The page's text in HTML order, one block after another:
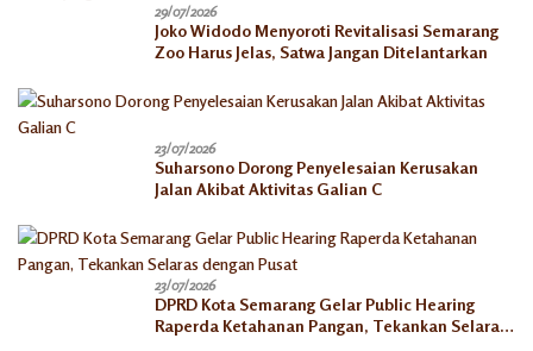
29/07/2026
Joko Widodo Menyoroti Revitalisasi Semarang
Zoo Harus Jelas, Satwa Jangan Ditelantarkan
23/07/2026
Suharsono Dorong Penyelesaian Kerusakan
Jalan Akibat Aktivitas Galian C
23/07/2026
DPRD Kota Semarang Gelar Public Hearing
Raperda Ketahanan Pangan, Tekankan Selaras